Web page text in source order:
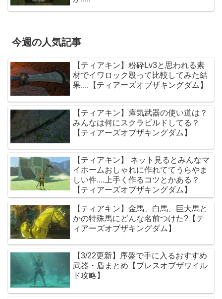
今週の人気記事
【ティアキン】粉砕Lv3と思われる素
材でイワロック殴って比較してみた結
果....【ティアーズオブザキングダム】
【ティアキン】瘴気武器の使い道は？
みんなは何にスクラビルドしてる？
【ティアーズオブザキングダム】
【ティアキン】 ネット見るとみんなマ
イホームおしゃれに作れててうらやま
しい件....上手く作るコツとかある？
【ティアーズオブザキングダム】
【ティアキン】金馬、白馬、巨大馬と
かの特殊馬にどんな名前つけた?【テ
ィアーズオブザキングダム】
【3/22更新】序盤で手に入るおすすめ
武器・盾まとめ【ブレスオブザワイル
ド攻略】